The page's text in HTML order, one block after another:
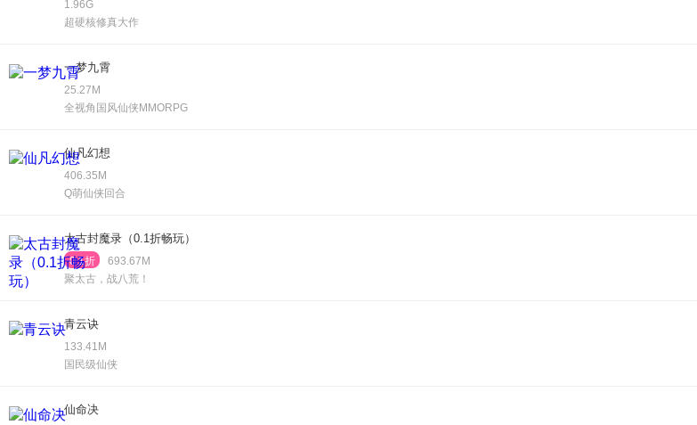
1.96G
超硬核修真大作
一梦九霄
25.27M
全视角国风仙侠MMORPG
仙凡幻想
406.35M
Q萌仙侠回合
太古封魔录（0.1折畅玩）
0.1折
693.67M
聚太古，战八荒！
青云诀
133.41M
国民级仙侠
仙命决